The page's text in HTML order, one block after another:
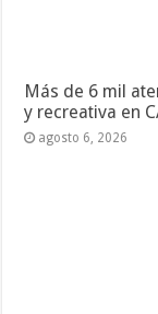
Más de 6 mil
y recreativa en
agosto 6, 2026